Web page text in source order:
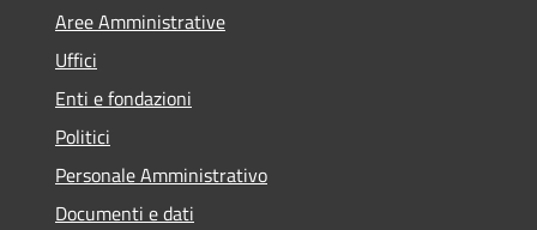
Aree Amministrative
Uffici
Enti e fondazioni
Politici
Personale Amministrativo
Documenti e dati